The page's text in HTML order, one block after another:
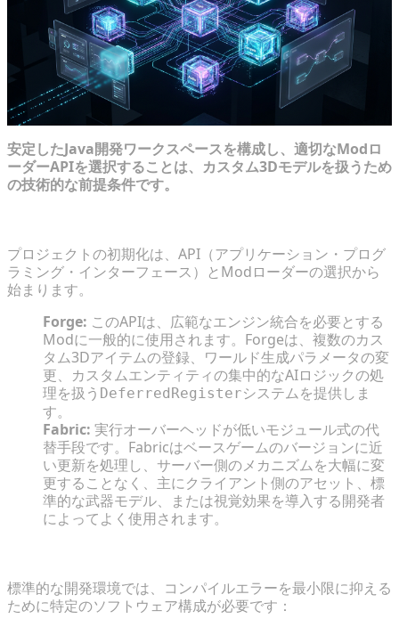
安定したJava開発ワークスペースを構成し、適切なModロ
ーダーAPIを選択することは、カスタム3Dモデルを扱うため
の技術的な前提条件です。
プロジェクトの初期化は、API（アプリケーション・プログ
ラミング・インターフェース）とModローダーの選択から
始まります。
Forge: このAPIは、広範なエンジン統合を必要とする
Modに一般的に使用されます。Forgeは、複数のカス
タム3Dアイテムの登録、ワールド生成パラメータの変
更、カスタムエンティティの集中的なAIロジックの処
理を扱う DeferredRegisterシステムを提供しま
す。
Fabric: 実行オーバーヘッドが低いモジュール式の代
替手段です。Fabricはベースゲームのバージョンに近
い更新を処理し、サーバー側のメカニズムを大幅に変
更することなく、主にクライアント側のアセット、標
準的な武器モデル、または視覚効果を導入する開発者
によってよく使用されます。
標準的な開発環境では、コンパイルエラーを最小限に抑える
ために特定のソフトウェア構成が必要です：